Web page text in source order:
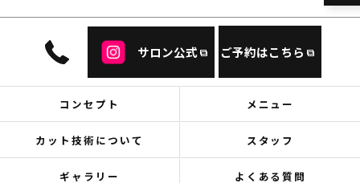
サロン公式 ご予約はこちら
コンセプト メニュー
カット技術について スタッフ
ギャラリー よくある質問